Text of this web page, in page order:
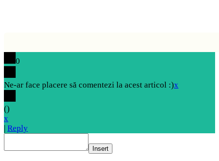
0
Ne-ar face placere să comentezi la acest articol :)x
()
x
Reply
Insert